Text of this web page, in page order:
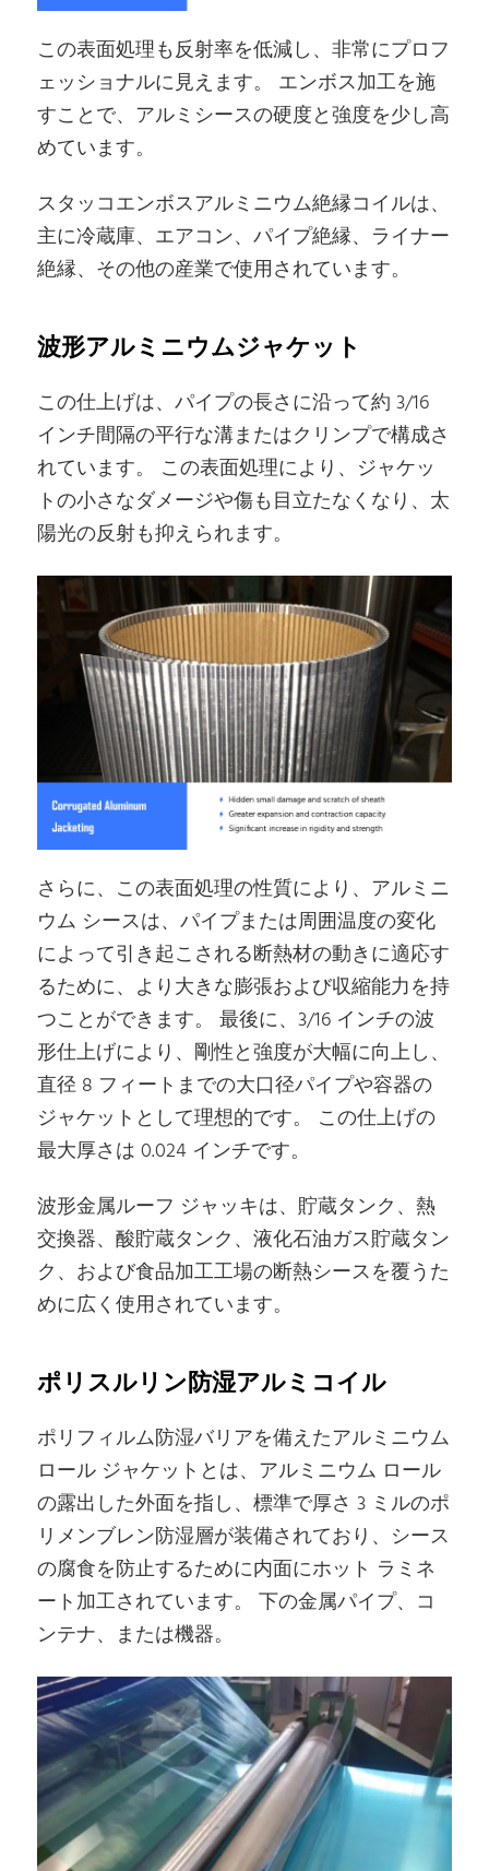
この表面処理も反射率を低減し、非常にプロフ
ェッショナルに見えます。 エンボス加工を施
すことで、アルミシースの硬度と強度を少し高
めています。
スタッコエンボスアルミニウム絶縁コイルは、
主に冷蔵庫、エアコン、パイプ絶縁、ライナー
絶縁、その他の産業で使用されています。
波形アルミニウムジャケット
この仕上げは、パイプの長さに沿って約 3/16
インチ間隔の平行な溝またはクリンプで構成さ
れています。 この表面処理により、ジャケッ
トの小さなダメージや傷も目立たなくなり、太
陽光の反射も抑えられます。
さらに、この表面処理の性質により、アルミニ
ウム シースは、パイプまたは周囲温度の変化
によって引き起こされる断熱材の動きに適応す
るために、より大きな膨張および収縮能力を持
つことができます。 最後に、3/16 インチの波
形仕上げにより、剛性と強度が大幅に向上し、
直径 8 フィートまでの大口径パイプや容器の
ジャケットとして理想的です。 この仕上げの
最大厚さは 0.024 インチです。
波形金属ルーフ ジャッキは、貯蔵タンク、熱
交換器、酸貯蔵タンク、液化石油ガス貯蔵タン
ク、および食品加工工場の断熱シースを覆うた
めに広く使用されています。
ポリスルリン防湿アルミコイル
ポリフィルム防湿バリアを備えたアルミニウム
ロール ジャケットとは、アルミニウム ロール
の露出した外面を指し、標準で厚さ 3 ミルのポ
リメンブレン防湿層が装備されており、シース
の腐食を防止するために内面にホット ラミネ
ート加工されています。 下の金属パイプ、コ
ンテナ、または機器。